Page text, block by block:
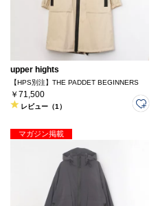
upper hights
【HPS別注】THE PADDET BEGINNERS
￥71,500
レビュー（1）
マガジン掲載